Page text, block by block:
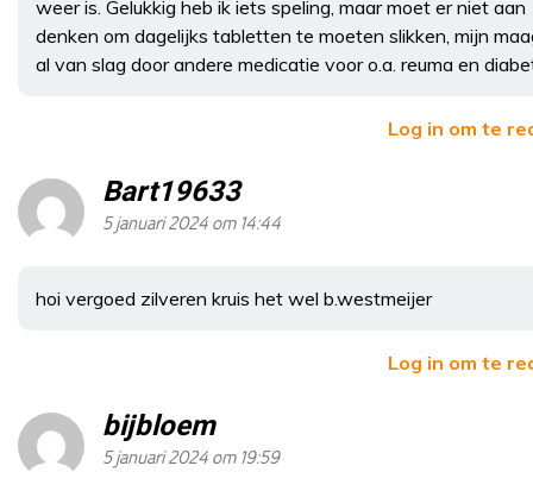
weer is. Gelukkig heb ik iets speling, maar moet er niet aan
denken om dagelijks tabletten te moeten slikken, mijn
al van slag door andere medicatie voor o.a. reuma en
Log in om te
Bart19633
5 januari 2024 om 14:44
hoi vergoed zilveren kruis het wel b.westmeijer
Log in om te
bijbloem
5 januari 2024 om 19:59